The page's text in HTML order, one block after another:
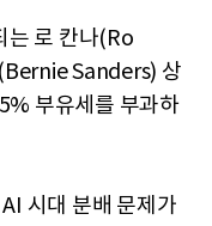
는 로 칸나(Ro
Sanders) 상
부유세를 부과하
시대 분배 문제가